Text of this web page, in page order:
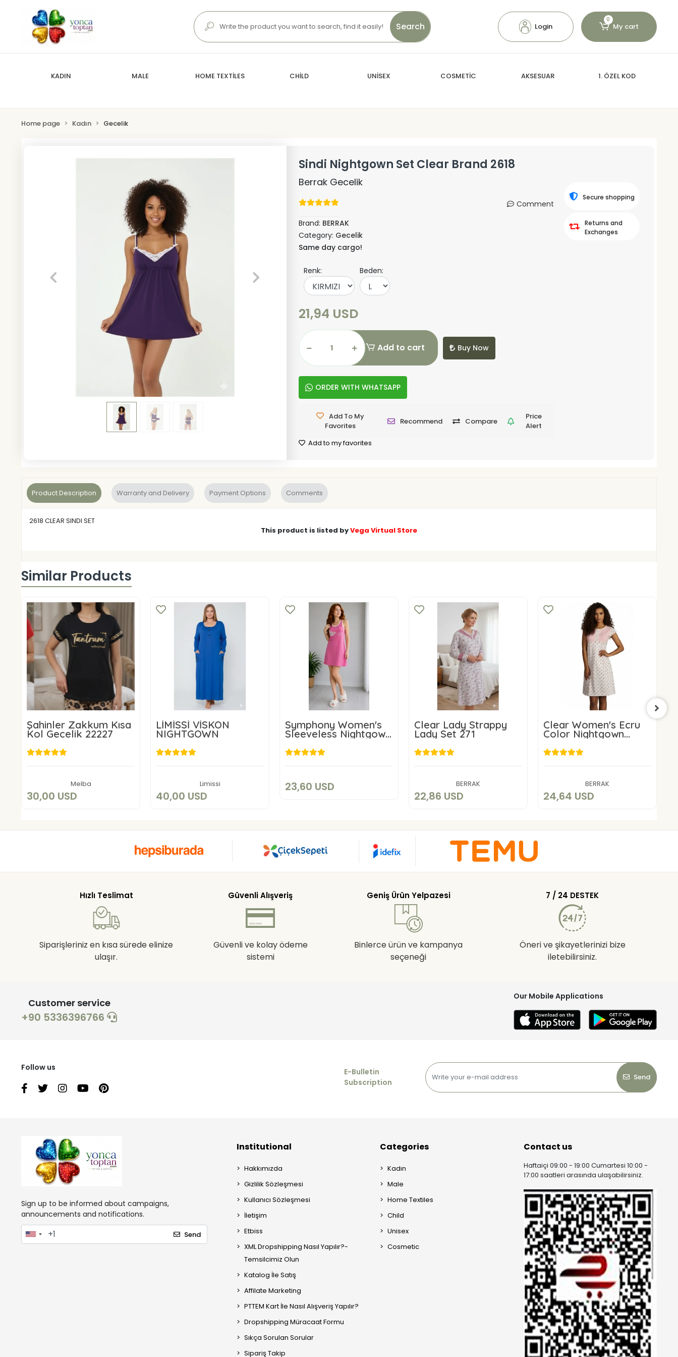
Search Login
0
My cart
KADIN MALE HOME TEXTİLES CHİLD UNİSEX COSMETİC AKSESUAR 1. ÖZEL KOD
Home page Kadın Gecelik
Sindi Nightgown Set Clear Brand 2618
Berrak Gecelik
Comment
Brand: BERRAK
Category: Gecelik
Same day cargo!
Renk: Beden:
21,94 USD
Add to cart Buy Now
ORDER WITH WHATSAPP
Add To My
Favorites
Recommend Compare
Price
Alert
Add to my favorites
Secure shopping
Returns and
Exchanges
Product Description Warranty and Delivery Payment Options Comments
2618 CLEAR SINDI SET
This product is listed byVega Virtual Store
Similar Products
Şahinler Zakkum Kısa
Kol Gecelik 22227
Melba
30,00 USD
Add to cart
LİMİSSİ VİSKON
NIGHTGOWN
Limissi
40,00 USD
Add to cart
Symphony Women's
Sleeveless Nightgown
23,60 USD
23,60 USD
Clear Lady Strappy
Lady Set 271
BERRAK
22,86 USD
Add to cart
Clear Women's Ecru
Color Nightgown
Code 138
BERRAK
24,64 USD
Add to cart
Hızlı Teslimat
Siparişleriniz en kısa sürede elinize
ulaşır.
Güvenli Alışveriş
Güvenli ve kolay ödeme
sistemi
Geniş Ürün Yelpazesi
Binlerce ürün ve kampanya
seçeneği
7 / 24 DESTEK
Öneri ve şikayetlerinizi bize
iletebilirsiniz.
Customer service
+90 5336396766
Our Mobile Applications
Follow us
E-Bulletin
Subscription
Send
Sign up to be informed about campaigns,
announcements and notifications.
Send
Institutional
Hakkımızda
Gizlilik Sözleşmesi
Kullanıcı Sözleşmesi
İletişim
Etbiss
XML Dropshipping Nasıl Yapılır?-
Temsilcimiz Olun
Katalog İle Satış
Affilate Marketing
PTTEM Kart İle Nasıl Alışveriş Yapılır?
Dropshipping Müracaat Formu
Sıkça Sorulan Sorular
Sipariş Takip
Categories
Kadın
Male
Home Textiles
Child
Unisex
Cosmetic
Contact us
Haftaiçi 09:00 - 19:00 Cumartesi 10:00 -
17:00 saatleri arasında ulaşabilirsiniz.